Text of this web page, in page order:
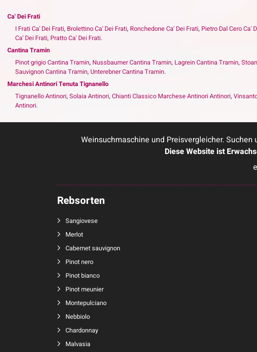
Ca' Dei Frati
I Frati Ca' Dei Frati, Brolettino Ca' Dei Frati, Ronchedone Ca' Dei Frati, Pietro Dal Cero Ca'
Ca' Dei Frati, Pratto Ca' Dei Frati.
Cantina Tramin
Pinot grigio Cantina Tramin, Nussbaumer Cantina Tramin, Lagrein Cantina Tramin,
Sauvignon Cantina Tramin, Unterebner Cantina Tramin.
Marchesi Antinori Tenuta Tignanello
Tignanello Antinori, Solaia Antinori, Chianti Classico Marchese Antinori Antinori,
Antinori.
Weinsuchmaschine und Preisvergleicher.
Diese Website ist
Rebsorten
Sangiovese
Merlot
Cabernet sauvignon
Pinot nero
Pinot bianco
Pinot meunier
Montepulciano
Nebbiolo
Chardonnay
Malvasia